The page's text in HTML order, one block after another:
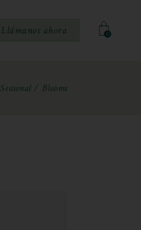
Llámanos ahora 0
Seasonal Blooms